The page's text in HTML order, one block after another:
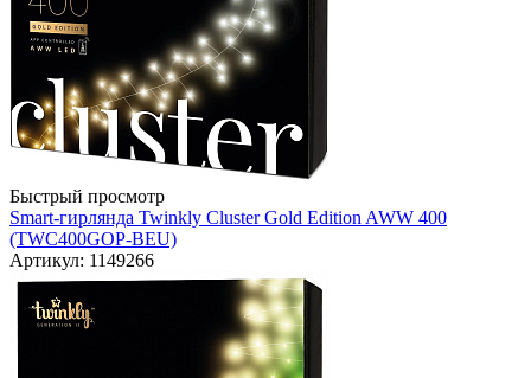
Быстрый просмотр
Smart-гирлянда Twinkly Cluster Gold Edition AWW 400
(TWC400GOP-BEU)
Артикул: 1149266